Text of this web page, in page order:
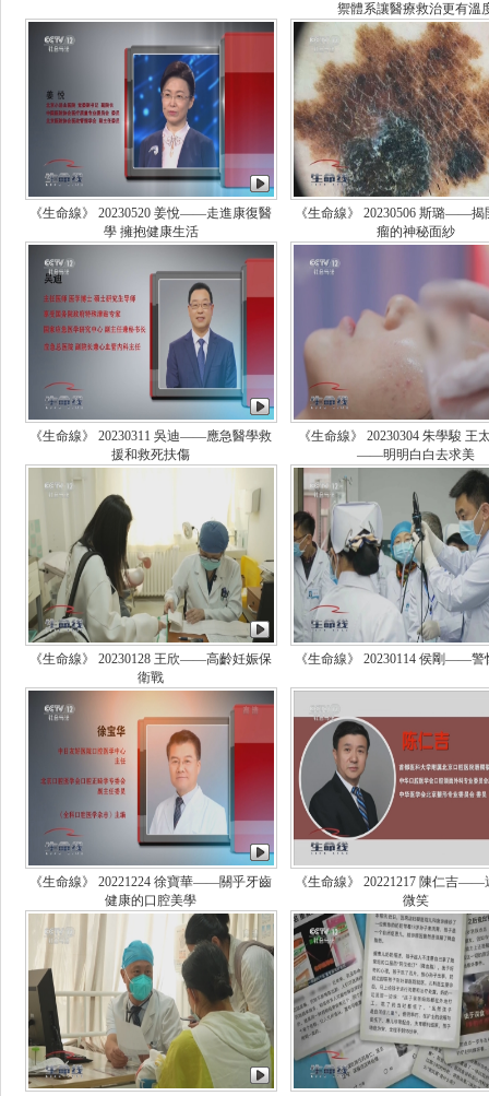
禦體系讓醫療救治更有溫
《生命線》 20230520 姜悅——走進康復醫
學 擁抱健康生活
《生命線》 20230506 斯璐——揭
瘤的神秘面紗
《生命線》 20230311 吳迪——應急醫學救
援和救死扶傷
《生命線》 20230304 朱學駿 王
——明明白白去求美
《生命線》 20230128 王欣——高齡妊娠保
衛戰
《生命線》 20230114 侯剛——警
《生命線》 20221224 徐寶華——關乎牙齒
健康的口腔美學
《生命線》 20221217 陳仁吉——
微笑